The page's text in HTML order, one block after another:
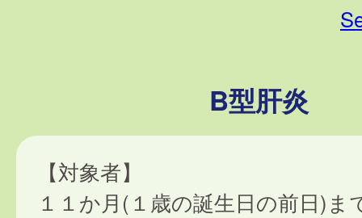
B型肝炎
【対象者】
１１か月(１歳の誕生日の前日)ま